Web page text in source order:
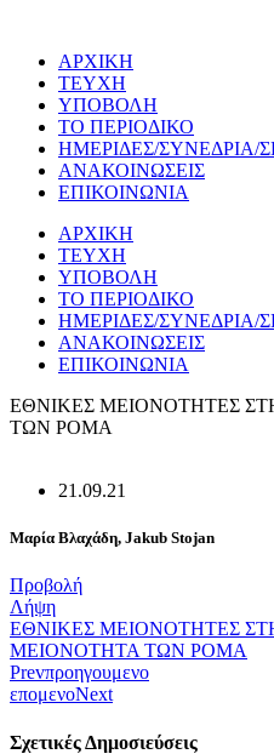
περιεχόμενο
ΑΡΧΙΚΗ
ΤΕΥΧΗ
ΥΠΟΒΟΛΗ
ΤΟ ΠΕΡΙΟΔΙΚΟ
ΗΜΕΡΙΔΕΣ/ΣΥΝΕΔΡΙΑ/
ΑΝΑΚΟΙΝΩΣΕΙΣ
ΕΠΙΚΟΙΝΩΝΙΑ
ΑΡΧΙΚΗ
ΤΕΥΧΗ
ΥΠΟΒΟΛΗ
ΤΟ ΠΕΡΙΟΔΙΚΟ
ΗΜΕΡΙΔΕΣ/ΣΥΝΕΔΡΙΑ/
ΑΝΑΚΟΙΝΩΣΕΙΣ
ΕΠΙΚΟΙΝΩΝΙΑ
ΕΘΝΙΚΕΣ ΜΕΙΟΝΟΤΗΤΕΣ
ΤΩΝ ΡΟΜΑ
21.09.21
Μαρία Βλαχάδη, Jakub Stojan
Προβολή
Λήψη
ΕΘΝΙΚΕΣ ΜΕΙΟΝΟΤΗΤΕΣ
ΜΕΙΟΝΟΤΗΤΑ ΤΩΝ ΡΟΜΑ
Prevπροηγουμενο
επομενοNext
Σχετικές Δημοσιεύσεις